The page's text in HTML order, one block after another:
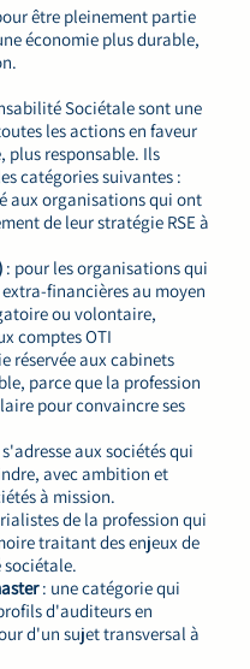
être pleinement partie
économie plus durable,
Sociétale sont une
les actions en faveur
plus responsable. Ils
catégories suivantes :
aux organisations qui ont
de leur stratégie RSE à
: pour les organisations qui
financières au moyen
ou volontaire,
comptes OTI
réservée aux cabinets
parce que la profession
pour convaincre ses
aux sociétés qui
avec ambition et
à mission.
de la profession qui
traitant des enjeux de
: une catégorie qui
d'auditeurs en
d'un sujet transversal à